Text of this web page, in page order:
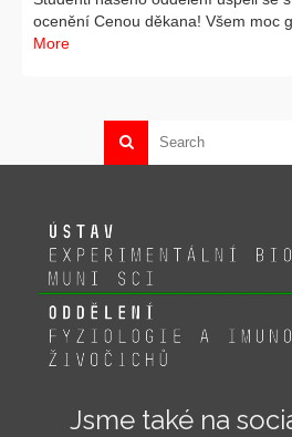
ocenění Cenou děkana! Všem moc
More
Jsme také na